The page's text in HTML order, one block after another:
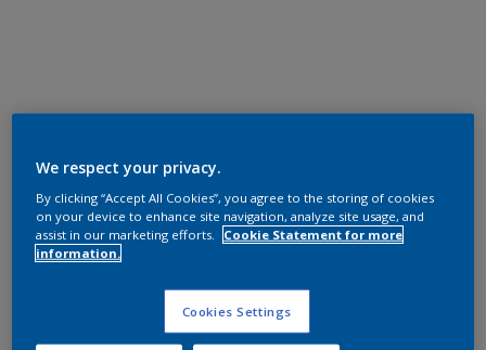
We respect your privacy.
By clicking “Accept All Cookies”, you agree to the storing of cookies
on your device to enhance site navigation, analyze site usage, and
assist in our marketing efforts.
Cookie Statement for more
information.
Cookies Settings